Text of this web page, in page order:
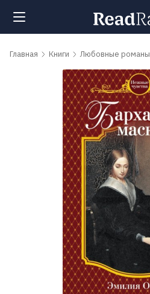
Поиск
Рейтинги
обсуждаемые
Главная Книги Любовные романы